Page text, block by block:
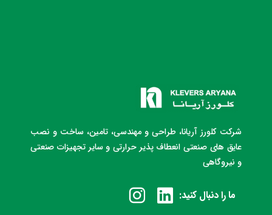
شرکت کلورز آریانا، طراحی و مهندسی، تامین، ساخت و نصب
عایق های صنعتی انعطاف پذیر حرارتی و سایر تجهیزات صنعتی
و نیروگاهی
ما را دنبال کنید: